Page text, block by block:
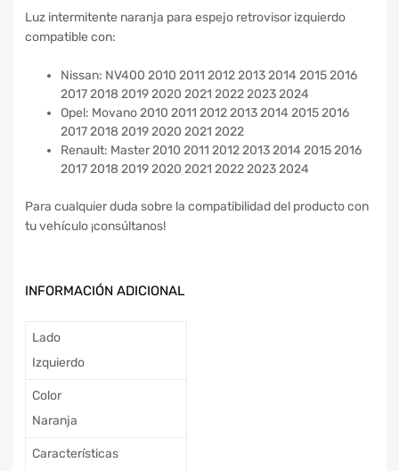
Luz intermitente naranja para espejo retrovisor izquierdo
compatible con:
Nissan: NV400 2010 2011 2012 2013 2014 2015 2016
2017 2018 2019 2020 2021 2022 2023 2024
Opel: Movano 2010 2011 2012 2013 2014 2015 2016
2017 2018 2019 2020 2021 2022
Renault: Master 2010 2011 2012 2013 2014 2015 2016
2017 2018 2019 2020 2021 2022 2023 2024
Para cualquier duda sobre la compatibilidad del producto con
tu vehículo ¡consúltanos!
INFORMACIÓN ADICIONAL
Lado
Izquierdo
Color
Naranja
Características